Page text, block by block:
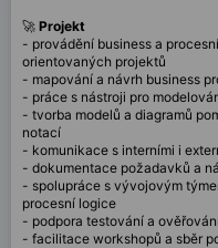
🚀 Projekt
- provádění business a
orientovaných projektů
- mapování a návrh business
- práce s nástroji pro
- tvorba modelů a diagramů
notací
- komunikace s interními i
- dokumentace požadavků a
- spolupráce s vývojovým
procesní logice
- podpora testování a
- facilitace workshopů a sběr